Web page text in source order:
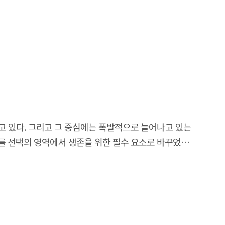
supporting the stable development of the
the Internet of Things (IoT), autonomous
the complexity and dependence in digital
management measures. Software safety refers
safety level to prevent accidents caused by the
'Safety through Software' focuses on utilizing
This includes incidents where software errors in
and directions for improvement in
examine our policy's improvements within
안·품질 위협도 함께 동반되고 있다. 이에 따라
에 주목하기 시작했다. (후략)
있다. 그리고 그 중심에는 폭발적으로 늘어나고 있는
택의 영역에서 생존을 위한 필수 요소로 바꾸었다.